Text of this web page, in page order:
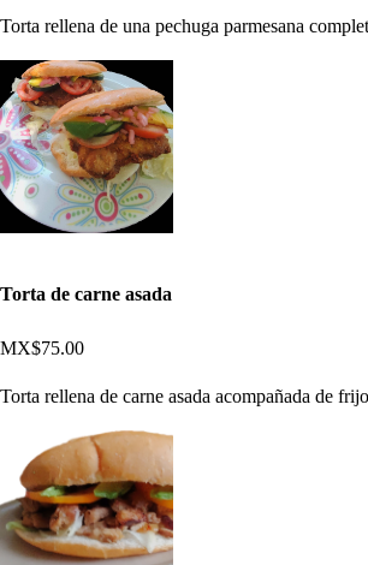
Torta rellena de una pechuga parmesana
Torta de carne asada
MX$75.00
Torta rellena de carne asada acompañada de